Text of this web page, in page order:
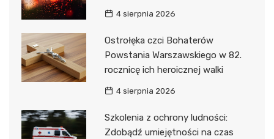
4 sierpnia 2026
Ostrołęka czci Bohaterów
Powstania Warszawskiego w 82.
rocznicę ich heroicznej walki
4 sierpnia 2026
Szkolenia z ochrony ludności:
Zdobądź umiejętności na czas